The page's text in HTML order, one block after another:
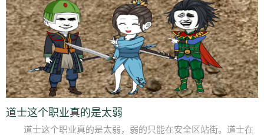
道士这个职业真的是太弱
道士这个职业真的是太弱，弱的只能在安全区站街。道士在